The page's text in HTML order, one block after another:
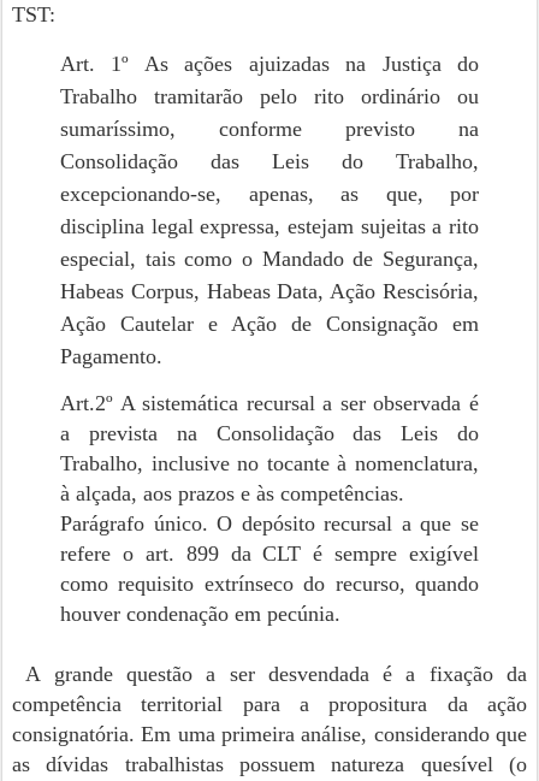
TST:
Art. 1º As ações ajuizadas na Justiça do
Trabalho tramitarão pelo rito ordinário ou
sumaríssimo, conforme previsto na
Consolidação das Leis do Trabalho,
excepcionando-se, apenas, as que, por
disciplina legal expressa, estejam sujeitas a rito
especial, tais como o Mandado de Segurança,
Habeas Corpus, Habeas Data, Ação Rescisória,
Ação Cautelar e Ação de Consignação em
Pagamento.
Art.2º A sistemática recursal a ser observada é
a prevista na Consolidação das Leis do
Trabalho, inclusive no tocante à nomenclatura,
à alçada, aos prazos e às competências.
Parágrafo único. O depósito recursal a que se
refere o art. 899 da CLT é sempre exigível
como requisito extrínseco do recurso, quando
houver condenação em pecúnia.
A grande questão a ser desvendada é a fixação da
competência territorial para a propositura da ação
consignatória. Em uma primeira análise, considerando que
as dívidas trabalhistas possuem natureza quesível (o